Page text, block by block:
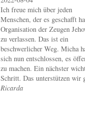
Ich freue mich über jeden
Menschen, der es geschafft
Organisation der Zeugen
zu verlassen. Das ist ein
beschwerlicher Weg. Micha
sich nun entschlossen, es
zu machen. Ein nächster
Schritt. Das unterstützen wir
Ricarda